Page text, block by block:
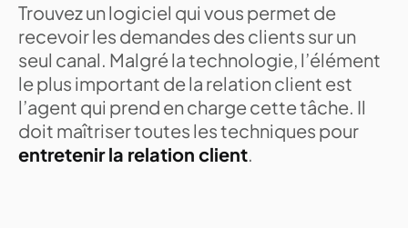
Trouvez un logiciel qui vous permet de
recevoir les demandes des clients sur un
seul canal. Malgré la technologie, l’élément
le plus important de la relation client est
l’agent qui prend en charge cette tâche. Il
doit maîtriser toutes les techniques pour
entretenir la relation client.